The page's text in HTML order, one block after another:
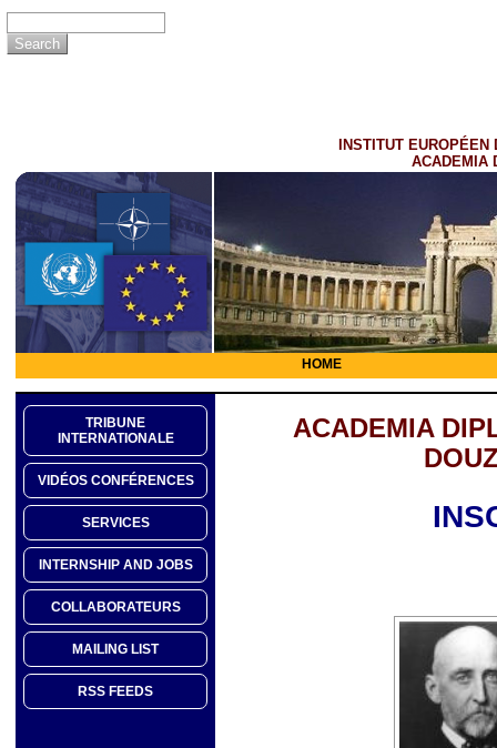
INSTITUT EUROPÉEN
ACADEMIA
HOME
TRIBUNE
INTERNATIONALE
VIDÉOS CONFÉRENCES
SERVICES
INTERNSHIP AND JOBS
COLLABORATEURS
MAILING LIST
RSS FEEDS
ACADEMIA